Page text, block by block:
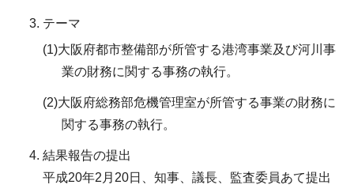
テーマ
(1)大阪府都市整備部が所管する港湾事業及び河川事
業の財務に関する事務の執行。
(2)大阪府総務部危機管理室が所管する事業の財務に
関する事務の執行。
結果報告の提出
平成20年2月20日、知事、議長、監査委員あて提出